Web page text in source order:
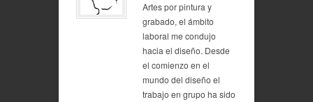
Artes por pintura y
grabado, el ámbito
laboral me condujo
hacia el diseño. Desde
el comienzo en el
mundo del diseño el
trabajo en grupo ha sido